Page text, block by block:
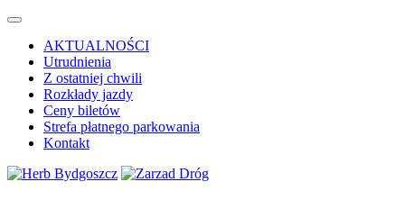
AKTUALNOŚCI
Utrudnienia
Z ostatniej chwili
Rozkłady jazdy
Ceny biletów
Strefa płatnego parkowania
Kontakt